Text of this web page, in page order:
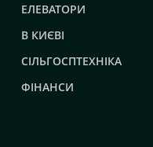
ЕЛЕВАТОРИ
В КИЄВІ
СІЛЬГОСПТЕХНІКА
ФІНАНСИ